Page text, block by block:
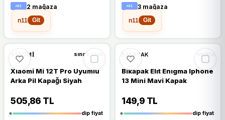
2 mağaza
n11
Git
3 mağaza
n11
Git
%54 %54 DÜŞTÜ
XIAOMI sınırlı stok
Xiaomi Mi 12T Pro Uyumlu
Arka Pil Kapağı Siyah
505,86 TL
dip fiyat
%48 %48 DÜŞTÜ
BIKAPAK stokta
Bikapak Elıt Enıgma Iphone
13 Mini Mavi Kapak
149,9 TL
dip fiyat